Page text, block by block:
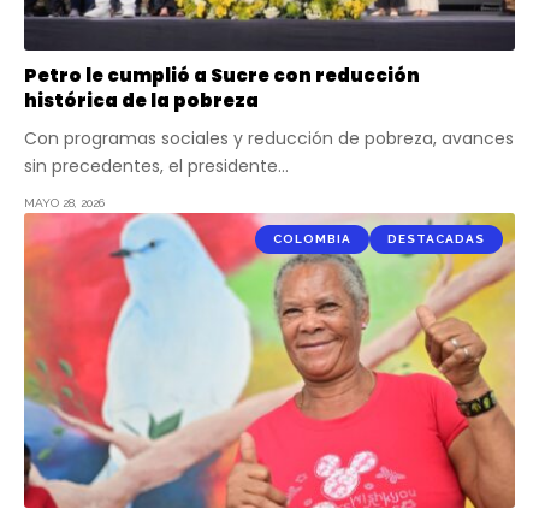
Petro le cumplió a Sucre con reducción
histórica de la pobreza
Con programas sociales y reducción de pobreza, avances
sin precedentes, el presidente…
MAYO 28, 2026
COLOMBIA DESTACADAS